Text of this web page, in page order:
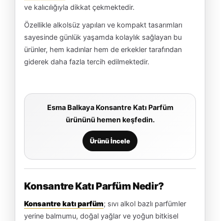
ve kalıcılığıyla dikkat çekmektedir.
Özellikle alkolsüz yapıları ve kompakt tasarımları
sayesinde günlük yaşamda kolaylık sağlayan bu
ürünler, hem kadınlar hem de erkekler tarafından
giderek daha fazla tercih edilmektedir.
Esma Balkaya Konsantre Katı Parfüm
ürününü hemen keşfedin.
Ürünü İncele
Konsantre Katı Parfüm Nedir?
Konsantre katı parfüm; sıvı alkol bazlı parfümler
yerine balmumu, doğal yağlar ve yoğun bitkisel